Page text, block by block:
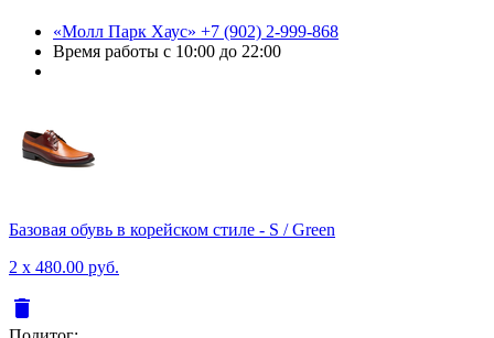
«Молл Парк Хаус» +7 (902) 2-999-868
Время работы с 10:00 до 22:00
Базовая обувь в корейском стиле - S / Green
2 x 480.00 руб.
delete